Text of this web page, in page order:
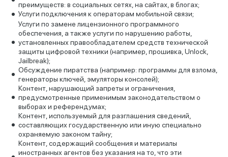
преимуществ: в социальных сетях, на сайтах, в блогах;
Услуги подключения к операторам мобильной связи;
Услуги по замене лицензионного программного
обеспечения, а также услуги по нарушению работы,
установленных правообладателем средств технической
защиты цифровой техники (например, прошивка, Unlock,
Jailbreak);
Обсуждение пиратства (например: программы для взлома,
генераторы ключей, эмуляторы консолей);
Контент, нарушающий запреты и ограничения,
предусмотренные применимым законодательством о
выборах и референдумах;
Контент, используемый для разглашения сведений,
составляющих государственную или иную специально
охраняемую законом тайну;
Контент, содержащий сообщения и материалы
иностранных агентов без указания на то, что эти